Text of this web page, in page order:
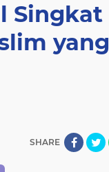
Singkat
yang
SHARE